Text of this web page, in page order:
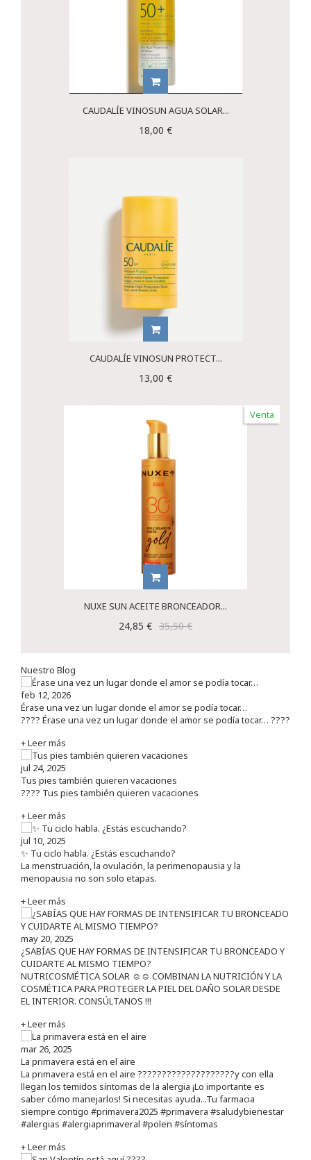
CAUDALÍE VINOSUN AGUA SOLAR...
18,00 €
CAUDALÍE VINOSUN PROTECT...
13,00 €
Venta
NUXE SUN ACEITE BRONCEADOR...
24,85 € 35,50 €
Nuestro Blog
feb 12, 2026
Érase una vez un lugar donde el amor se podía tocar…
???? Érase una vez un lugar donde el amor se podía tocar… ????
+ Leer más
jul 24, 2025
Tus pies también quieren vacaciones
???? Tus pies también quieren vacaciones
+ Leer más
jul 10, 2025
✨ Tu ciclo habla. ¿Estás escuchando?
La menstruación, la ovulación, la perimenopausia y la
menopausia no son solo etapas.
+ Leer más
may 20, 2025
¿SABÍAS QUE HAY FORMAS DE INTENSIFICAR TU BRONCEADO Y
CUIDARTE AL MISMO TIEMPO?
NUTRICOSMÉTICA SOLAR ☺️☺️ COMBINAN LA NUTRICIÓN Y LA
COSMÉTICA PARA PROTEGER LA PIEL DEL DAÑO SOLAR DESDE
EL INTERIOR. CONSÚLTANOS !!!
+ Leer más
mar 26, 2025
La primavera está en el aire
La primavera está en el aire ????????????????????y con ella
llegan los temidos síntomas de la alergia ¡Lo importante es
saber cómo manejarlos! Si necesitas ayuda...Tu farmacia
siempre contigo #primavera2025 #primavera #saludybienestar
#alergias #alergiaprimaveral #polen #síntomas
+ Leer más